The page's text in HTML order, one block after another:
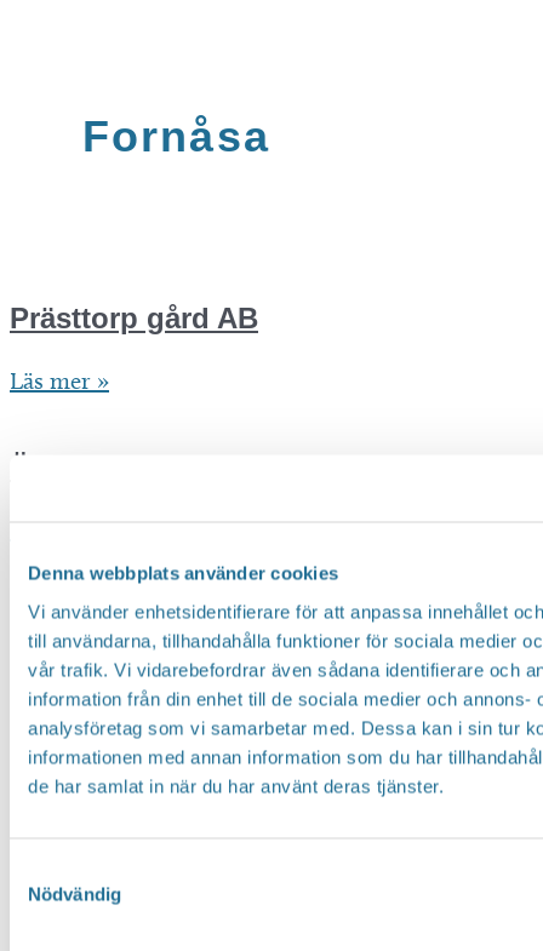
Denna webbplats använder cookies
Vi använder enhetsidentifierare för att anpassa innehållet
till användarna, tillhandahålla funktioner för sociala medier
vår trafik. Vi vidarebefordrar även sådana identifierare och
information från din enhet till de sociala medier och annons-
analysföretag som vi samarbetar med. Dessa kan i sin tur
informationen med annan information som du har
de har samlat in när du har använt deras tjänster.
Nödvändig
Fornåsa
Prästtorp gård AB
Prästtorp
AB
Läs mer »
Kropp
Själ
Hittar du inte vad du söker?
Sök här... SEARCH
Translate
Translate. It is important to remember that